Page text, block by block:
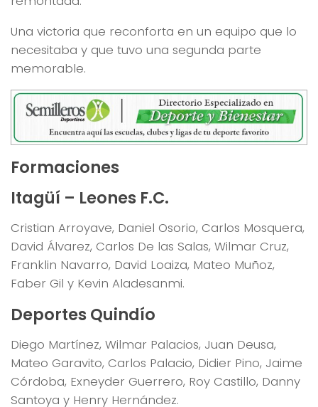
Una victoria que reconforta en un equipo que lo
necesitaba y que tuvo una segunda parte
memorable.
Formaciones
Itagüí – Leones F.C.
Cristian Arroyave, Daniel Osorio, Carlos Mosquera,
David Álvarez, Carlos De las Salas, Wilmar Cruz,
Franklin Navarro, David Loaiza, Mateo Muñoz,
Faber Gil y Kevin Aladesanmi.
Deportes Quindío
Diego Martínez, Wilmar Palacios, Juan Deusa,
Mateo Garavito, Carlos Palacio, Didier Pino, Jaime
Córdoba, Exneyder Guerrero, Roy Castillo, Danny
Santoya y Henry Hernández.